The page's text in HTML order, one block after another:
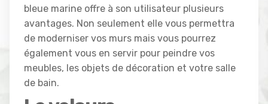
bleue marine offre à son utilisateur plusieurs
avantages. Non seulement elle vous permettra
de moderniser vos murs mais vous pourrez
également vous en servir pour peindre vos
meubles, les objets de décoration et votre salle
de bain.